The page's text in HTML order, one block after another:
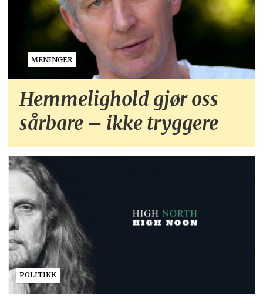
MENINGER
Hemmelighold gjør oss
sårbare – ikke tryggere
POLITIKK